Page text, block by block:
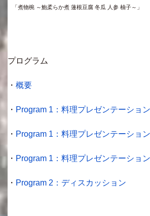
「煮物椀 ～鮑柔らか煮 蓮根豆腐 冬瓜 人参 柚子～」
プログラム
・ 概要
・ Program 1：料理プレゼンテーショ
・ Program 1：料理プレゼンテーショ
・ Program 1：料理プレゼンテーショ
・ Program 2：ディスカッション